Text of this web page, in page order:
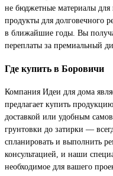
не бюджетные материалы
продукты для долговечного
в ближайшие годы. Вы
переплаты за премиальный
Где купить в Боровичи
Компания Идеи для дома
предлагает купить
доставкой или удобным
грунтовки до затирки —
спланировать и выполнить
консультацией, и наши
необходимое для вашего